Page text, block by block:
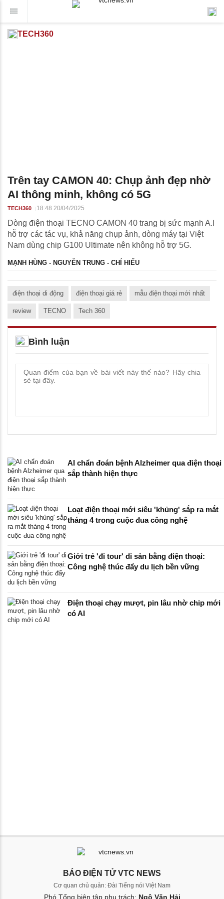
TECH360
Trên tay CAMON 40: Chụp ảnh đẹp nhờ
AI thông minh, không có 5G
TECH360 18:48 20/04/2025
Dòng điện thoại TECNO CAMON 40 trang bị sức mạnh A.I
hỗ trợ các tác vụ, khả năng chụp ảnh, dòng máy tại Việt
Nam dùng chip G100 Ultimate nên không hỗ trợ 5G.
MẠNH HÙNG - NGUYỄN TRUNG - CHÍ HIẾU
điện thoại di động điện thoại giá rẻ mẫu điện thoại mới nhất
review TECNO Tech 360
Bình luận
AI chẩn đoán bệnh Alzheimer qua điện thoại
sắp thành hiện thực
Loạt điện thoại mới siêu 'khủng' sắp ra mắt
tháng 4 trong cuộc đua công nghệ
Giới trẻ 'đi tour' di sản bằng điện thoại:
Công nghệ thúc đẩy du lịch bền vững
Điện thoại chạy mượt, pin lâu nhờ chip mới
có AI
BÁO ĐIỆN TỬ VTC NEWS
Cơ quan chủ quản: Đài Tiếng nói Việt Nam
Phó Tổng biên tập phụ trách: Ngô Văn Hải